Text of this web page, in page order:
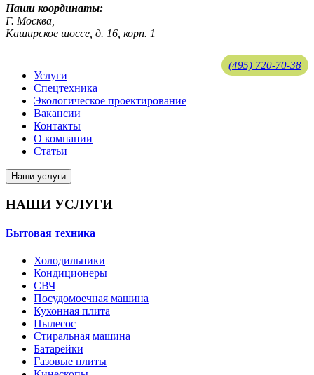
Наши координаты:
Г. Москва,
Каширское шоссе, д. 16, корп. 1
(495) 720-70-38
Услуги
Спецтехника
Экологическое проектирование
Вакансии
Контакты
О компании
Статьи
Наши услуги
НАШИ УСЛУГИ
Бытовая техника
Холодильники
Кондиционеры
СВЧ
Посудомоечная машина
Кухонная плита
Пылесос
Стиральная машина
Батарейки
Газовые плиты